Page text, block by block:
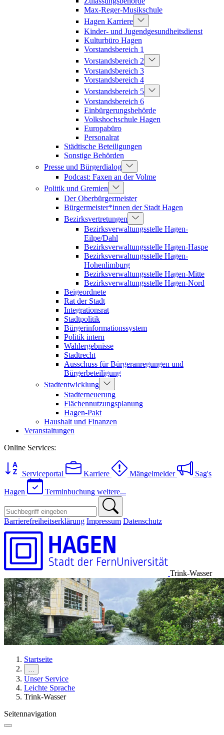
Max-Reger-Musikschule
Hagen Karriere
Kinder- und Jugendgesundheitsdienst
Kulturbüro Hagen
Vorstandsbereich 1
Vorstandsbereich 2
Vorstandsbereich 3
Vorstandsbereich 4
Vorstandsbereich 5
Vorstandsbereich 6
Einbürgerungsbehörde
Volkshochschule Hagen
Europabüro
Personalrat
Städtische Beteiligungen
Sonstige Behörden
Presse und Bürgerdialog
Podcast: Faxen an der Volme
Politik und Gremien
Der Oberbürgermeister
Bürgermeister*innen der Stadt Hagen
Bezirksvertretungen
Bezirksverwaltungsstelle Hagen-
Eilpe/Dahl
Bezirksverwaltungsstelle Hagen-Haspe
Bezirksverwaltungsstelle Hagen-
Hohenlimburg
Bezirksverwaltungsstelle Hagen-Mitte
Bezirksverwaltungsstelle Hagen-Nord
Beigeordnete
Rat der Stadt
Integrationsrat
Stadtpolitik
Bürgerinformationssystem
Politik intern
Wahlergebnisse
Stadtrecht
Ausschuss für Bürgeranregungen und
Bürgerbeteiligung
Stadtentwicklung
Stadterneuerung
Flächennutzungsplanung
Hagen-Pakt
Haushalt und Finanzen
Veranstaltungen
Online Services:
Serviceportal Karriere Mängelmelder Sag's
Hagen Terminbuchung weitere...
Barrierefreiheitserklärung Impressum Datenschutz
Trink-Wasser
Startseite
…
Unser Service
Leichte Sprache
Trink-Wasser
Seitennavigation